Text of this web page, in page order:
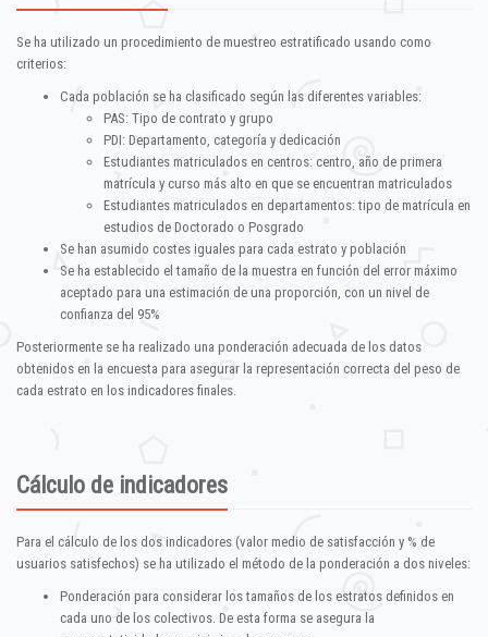
Se ha utilizado un procedimiento de muestreo estratificado usando como
criterios:
Cada población se ha clasificado según las diferentes variables:
PAS: Tipo de contrato y grupo
PDI: Departamento, categoría y dedicación
Estudiantes matriculados en centros: centro, año de primera
matrícula y curso más alto en que se encuentran matriculados
Estudiantes matriculados en departamentos: tipo de matrícula en
estudios de Doctorado o Posgrado
Se han asumido costes iguales para cada estrato y población
Se ha establecido el tamaño de la muestra en función del error máximo
aceptado para una estimación de una proporción, con un nivel de
confianza del 95%
Posteriormente se ha realizado una ponderación adecuada de los datos
obtenidos en la encuesta para asegurar la representación correcta del peso de
cada estrato en los indicadores finales.
Cálculo de indicadores
Para el cálculo de los dos indicadores (valor medio de satisfacción y % de
usuarios satisfechos) se ha utilizado el método de la ponderación a dos niveles:
Ponderación para considerar los tamaños de los estratos definidos en
cada uno de los colectivos. De esta forma se asegura la